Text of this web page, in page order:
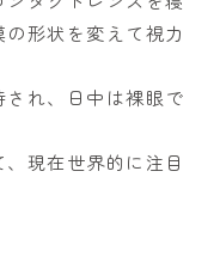
形状を変えて視力
れ、日中は裸眼で
現在世界的に注目